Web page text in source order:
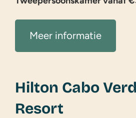
Meer informatie
Hilton Cabo
Resort